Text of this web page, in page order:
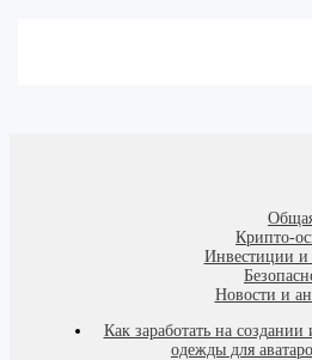
Крипто-
Инвестиции и
Новости и
Как заработать на
одежды для